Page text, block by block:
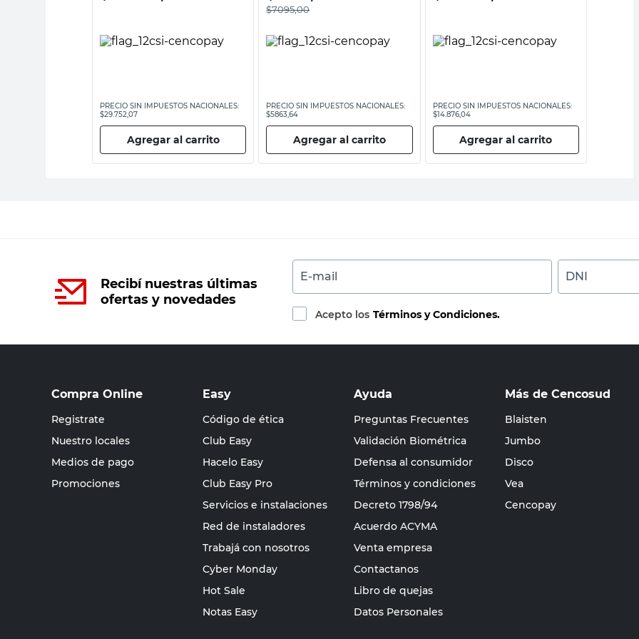
PRECIO SIN IMPUESTOS NACIONALES:
$29.752,07
Agregar al carrito
$7095,00
PRECIO SIN IMPUESTOS NACIONALES:
$5863,64
Agregar al carrito
PRECIO SIN IMPUESTOS NACIONALES:
$14.876,04
Agregar al carrito
Recibí nuestras últimas
ofertas y novedades
E-mail DNI
Acepto los Términos y Condiciones.
Compra Online
Registrate
Nuestro locales
Medios de pago
Promociones
Easy
Código de ética
Club Easy
Hacelo Easy
Club Easy Pro
Servicios e instalaciones
Red de instaladores
Trabajá con nosotros
Cyber Monday
Hot Sale
Notas Easy
Ayuda
Preguntas Frecuentes
Validación Biométrica
Defensa al consumidor
Términos y condiciones
Decreto 1798/94
Acuerdo ACYMA
Venta empresa
Contactanos
Libro de quejas
Datos Personales
Más de Cencosud
Blaisten
Jumbo
Disco
Vea
Cencopay